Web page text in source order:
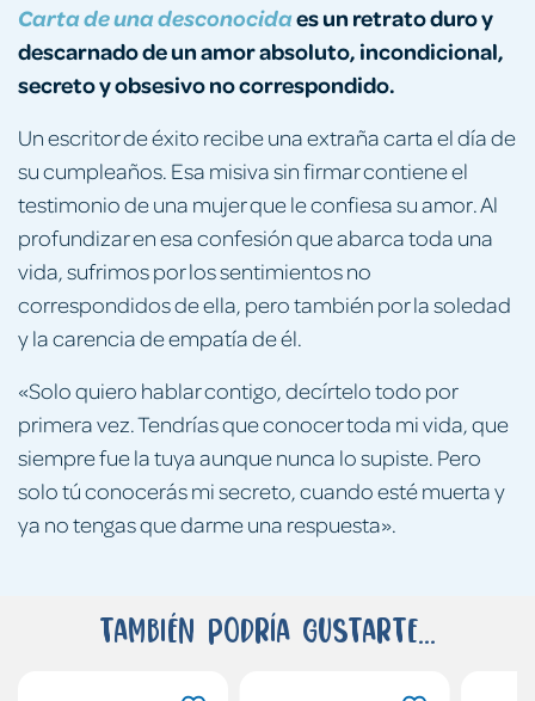
Carta de una desconocidaes un retrato duro y
descarnado de un amor absoluto, incondicional,
secreto y obsesivo no correspondido.
Un escritor de éxito recibe una extraña carta el día de
su cumpleaños. Esa misiva sin firmar contiene el
testimonio de una mujer que le confiesa su amor. Al
profundizar en esa confesión que abarca toda una
vida, sufrimos por los sentimientos no
correspondidos de ella, pero también por la soledad
y la carencia de empatía de él.
«Solo quiero hablar contigo, decírtelo todo por
primera vez. Tendrías que conocer toda mi vida, que
siempre fue la tuya aunque nunca lo supiste. Pero
solo tú conocerás mi secreto, cuando esté muerta y
ya no tengas que darme una respuesta».
También podría gustarte...